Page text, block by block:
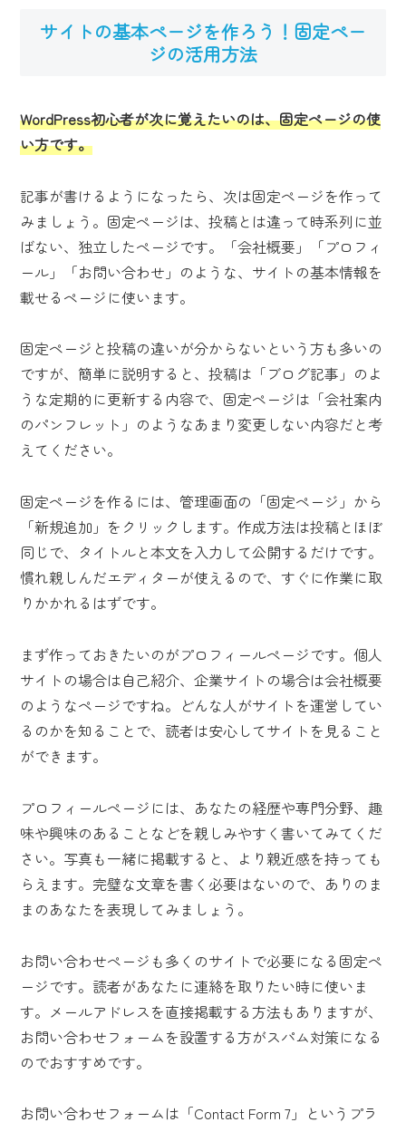
サイトの基本ページを作ろう！固定ペー
ジの活用方法
WordPress初心者が次に覚えたいのは、固定ページの使
い方です。
記事が書けるようになったら、次は固定ページを作って
みましょう。固定ページは、投稿とは違って時系列に並
ばない、独立したページです。「会社概要」「プロフィ
ール」「お問い合わせ」のような、サイトの基本情報を
載せるページに使います。
固定ページと投稿の違いが分からないという方も多いの
ですが、簡単に説明すると、投稿は「ブログ記事」のよ
うな定期的に更新する内容で、固定ページは「会社案内
のパンフレット」のようなあまり変更しない内容だと考
えてください。
固定ページを作るには、管理画面の「固定ページ」から
「新規追加」をクリックします。作成方法は投稿とほぼ
同じで、タイトルと本文を入力して公開するだけです。
慣れ親しんだエディターが使えるので、すぐに作業に取
りかかれるはずです。
まず作っておきたいのがプロフィールページです。個人
サイトの場合は自己紹介、企業サイトの場合は会社概要
のようなページですね。どんな人がサイトを運営してい
るのかを知ることで、読者は安心してサイトを見ること
ができます。
プロフィールページには、あなたの経歴や専門分野、趣
味や興味のあることなどを親しみやすく書いてみてくだ
さい。写真も一緒に掲載すると、より親近感を持っても
らえます。完璧な文章を書く必要はないので、ありのま
まのあなたを表現してみましょう。
お問い合わせページも多くのサイトで必要になる固定ペ
ージです。読者があなたに連絡を取りたい時に使いま
す。メールアドレスを直接掲載する方法もありますが、
お問い合わせフォームを設置する方がスパム対策になる
のでおすすめです。
お問い合わせフォームは「Contact Form 7」というプラ